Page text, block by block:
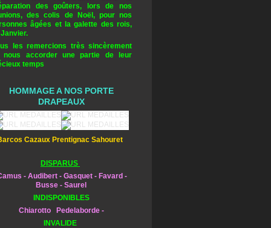
des goûters, lors de nos
des colis de Noël, pour nos
âgées et la galette des rois,
les remercions très sincèrement
nous accorder une partie de leur
temps
HOMMAGE A NOS PORTE
DRAPEAUX
Cazaux Prentignac Sahouret
DISPARUS
- Audibert - Gasquet - Favard -
Busse - Saurel
INDISPONIBLES
Chiarotto Pedelaborde -
INVALIDE